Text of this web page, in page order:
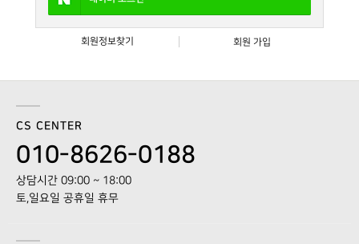
회원정보찾기 회원 가입
CS CENTER
010-8626-0188
상담시간 09:00 ~ 18:00
토,일요일 공휴일 휴무